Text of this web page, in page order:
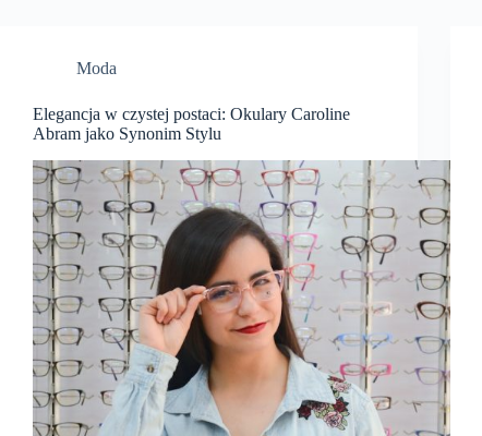
Moda
Elegancja w czystej postaci: Okulary Caroline
Abram jako Synonim Stylu